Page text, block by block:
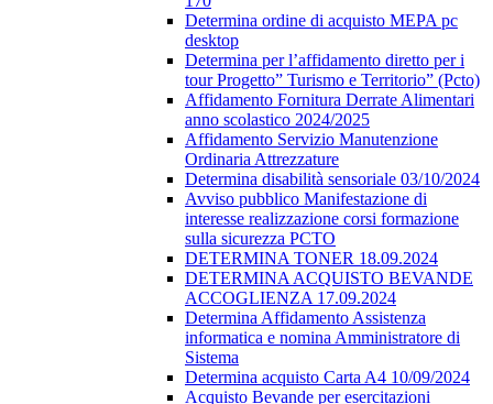
Determina ordine di acquisto MEPA pc
desktop
Determina per l’affidamento diretto per i
tour Progetto” Turismo e Territorio” (Pcto)
Affidamento Fornitura Derrate Alimentari
anno scolastico 2024/2025
Affidamento Servizio Manutenzione
Ordinaria Attrezzature
Determina disabilità sensoriale 03/10/2024
Avviso pubblico Manifestazione di
interesse realizzazione corsi formazione
sulla sicurezza PCTO
DETERMINA TONER 18.09.2024
DETERMINA ACQUISTO BEVANDE
ACCOGLIENZA 17.09.2024
Determina Affidamento Assistenza
informatica e nomina Amministratore di
Sistema
Determina acquisto Carta A4 10/09/2024
Acquisto Bevande per esercitazioni